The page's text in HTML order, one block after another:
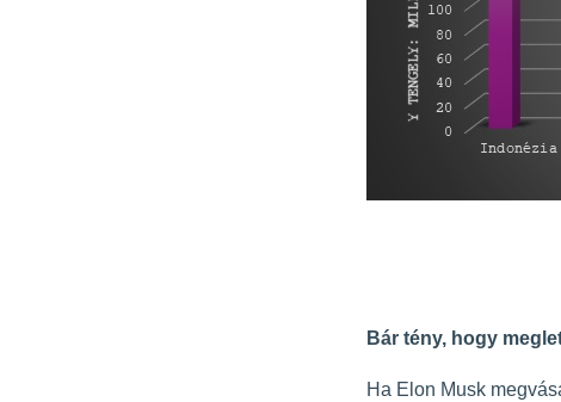
Bár tény, hogy
Ha Elon Musk